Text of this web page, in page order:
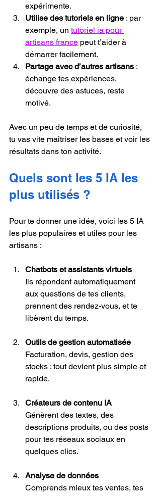
expérimente.
Utilise des tutoriels en ligne : par
exemple, un tutoriel ia pour
artisans france peut t’aider à
démarrer facilement.
Partage avec d’autres artisans :
échange tes expériences,
découvre des astuces, reste
motivé.
Avec un peu de temps et de curiosité,
tu vas vite maîtriser les bases et voir les
résultats dans ton activité.
Quels sont les 5 IA les
plus utilisés ?
Pour te donner une idée, voici les 5 IA
les plus populaires et utiles pour les
artisans :
Chatbots et assistants virtuels
Ils répondent automatiquement
aux questions de tes clients,
prennent des rendez-vous, et te
libèrent du temps.
Outils de gestion automatisée
Facturation, devis, gestion des
stocks : tout devient plus simple et
rapide.
Créateurs de contenu IA
Génèrent des textes, des
descriptions produits, ou des posts
pour tes réseaux sociaux en
quelques clics.
Analyse de données
Comprends mieux tes ventes, tes